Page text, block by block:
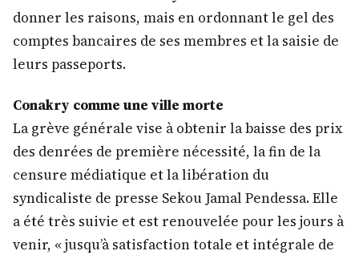
donner les raisons, mais en ordonnant le gel des
comptes bancaires de ses membres et la saisie de
leurs passeports.
Conakry comme une ville morte
La grève générale vise à obtenir la baisse des prix
des denrées de première nécessité, la fin de la
censure médiatique et la libération du
syndicaliste de presse Sekou Jamal Pendessa. Elle
a été très suivie et est renouvelée pour les jours à
venir, « jusqu’à satisfaction totale et intégrale de